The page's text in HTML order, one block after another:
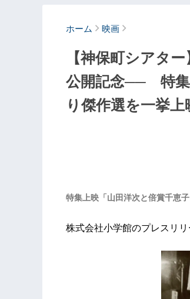
ホーム 映画
【神保町シアタ
公開記念── 特集
り傑作選を一挙上
特集上映「山田洋次と倍賞千恵
株式会社小学館のプレスリリ